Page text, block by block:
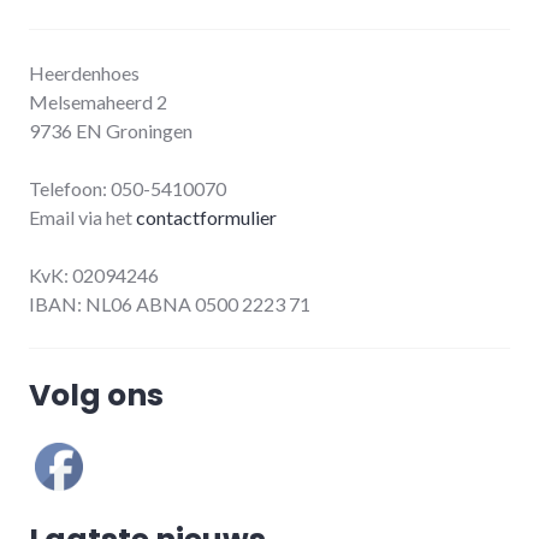
Heerdenhoes
Melsemaheerd 2
9736 EN Groningen
Telefoon: 050-5410070
Email via hetcontactformulier
KvK: 02094246
IBAN: NL06 ABNA 0500 2223 71
Volg ons